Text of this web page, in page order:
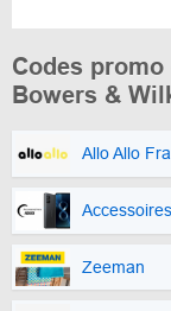
Codes
Bowers &
Allo Allo
Zeeman